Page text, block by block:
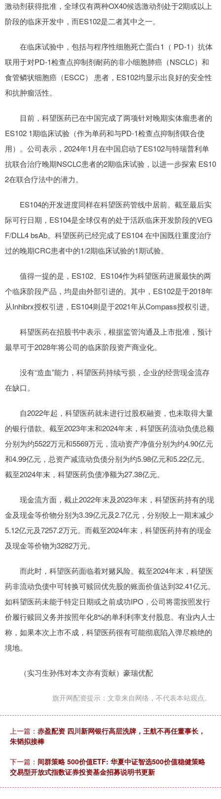
激动剂获得批准，全球仅有两种OX40候选激动剂处于2期或以上
阶段的临床开发中，而ES102是二者其中之一。
在临床试验中，包括与程序性细胞死亡蛋白1（ PD-1）抗体
联用于对PD-1检查点抑制剂耐药的非小细胞肺癌（NSCLC）和
食管鳞状细胞癌（ESCC） 患者，ES102均显示出良好的安全性
和抗肿瘤活性。
目前，科望医药已在中国完成了两项针对晚期实体瘤患者的
ES102 1期临床试验（作为单药和与PD-1检查点抑制剂联合使
用）。公司表示，2024年1月在中国启动了ES102与特瑞普利单
抗联合治疗晚期NSCLC患者的2期临床试验，以进一步探索 ES10
2在联合疗法中的潜力。
ES104的开发进度同样在科望医药管线中居前。截至最后实
际可行日期，ES104是全球仅有的处于活跃临床开发阶段的VEG
F/DLL4 bsAb。科望医药已经完成了ES104 在中国既往重度治疗
过的晚期CRC患者中的1/2期临床试验的1期试验。
值得一提的是，ES102、ES104作为科望医药进展最快的两
个临床阶段产品，均是由外部引进的。其中，ES102是于2018年
从Inhibrx授权引进，ES104则是于2021年从Compass授权引进。
科望医药在招股书中表示，根据监管沟通及上市批准，预计
最早可于2028年将公司的临床阶段资产商业化。
没有“造血”能力，科望医药持续亏损，企业的经营现金流存
在缺口。
自2022年起，科望医药就未进行过股权融资，也未取得大量
的银行借款。截至2023年末和2024年末，科望医药流动负债总额
分别为约5522万元和5569万元，流动资产净值分别为约4.90亿元
和4.99亿元，总资产减流动负债分别为约5.98亿元和5.22亿元。
截至2024年末，科望医药负债净额为27.38亿元。
现金流方面，截止2022年末及2023年末，科望医药持有的现
金及现金等价物分别为3.39亿元及2.7亿元，分别较上一期末减少
5.12亿元及7257.2万元。而截至2024年末，科望医药持有的现金
及现金等价物为3282万元。
而此时，科望医药面临着对赌风险。截至2024年末，科望医
药非流动负债中可转换可赎回优先股的账面价值达到32.41亿元。
如科望医药未能于特定日期或之前成功IPO，公司将需按照发行
价履行赎回义务并按照年化8%的单利利率支付股息。有业内人士
称，如果本次上市不成，科望医药很有可能彻底陷入弹尽粮绝的
境地。
（实习生孙伟对本文亦有贡献）豪瑞优配
旗开网配资提示：文章来自网络，不代表本站观点。
上一篇： 赤盈配资 四川新网银行高层洗牌，王航不再任董事长，
朱韬拟接棒
下一篇： 间群策略 500价值ETF: 华夏中证智选500价值稳健策略
交易型开放式指数证券投资基金招募说明书更新